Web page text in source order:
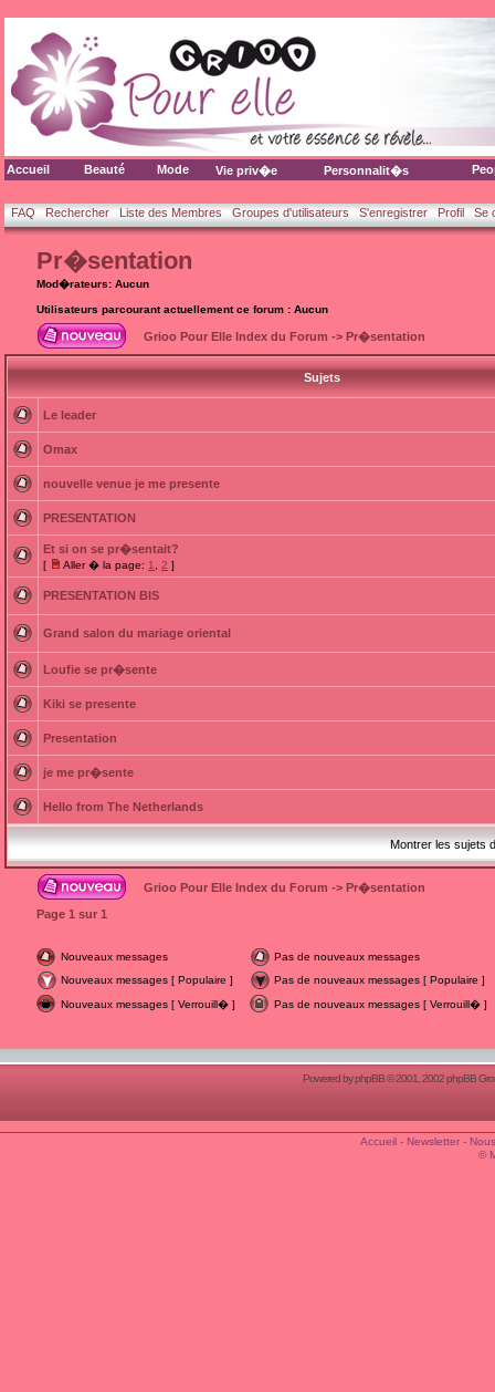
Accueil Beauté Mode Vie priv�e Personnalit�s
FAQ Rechercher Liste des Membres Groupes d'utilisateurs S'enregistrer Profil Se
Pr�sentation
Mod�rateurs: Aucun
Utilisateurs parcourant actuellement ce forum : Aucun
Grioo Pour Elle Index du Forum -> Pr�sentation
Sujets
Le leader
Omax
nouvelle venue je me presente
PRESENTATION
Et si on se pr�sentait?
[ Aller � la page: 1 2 ]
PRESENTATION BIS
Grand salon du mariage oriental
Loufie se pr�sente
Kiki se presente
Presentation
je me pr�sente
Hello from The Netherlands
Montrer les sujets
Grioo Pour Elle Index du Forum -> Pr�sentation
Page 1 sur 1
Nouveaux messages
Pas de nouveaux messages
Nouveaux messages [ Populaire ]
Pas de nouveaux messages [ Populaire ]
Nouveaux messages [ Verrouill� ]
Pas de nouveaux messages [ Verrouill� ]
Powered byphpBB© 2001, 2002 phpBB
Accueil- Newsletter-
©